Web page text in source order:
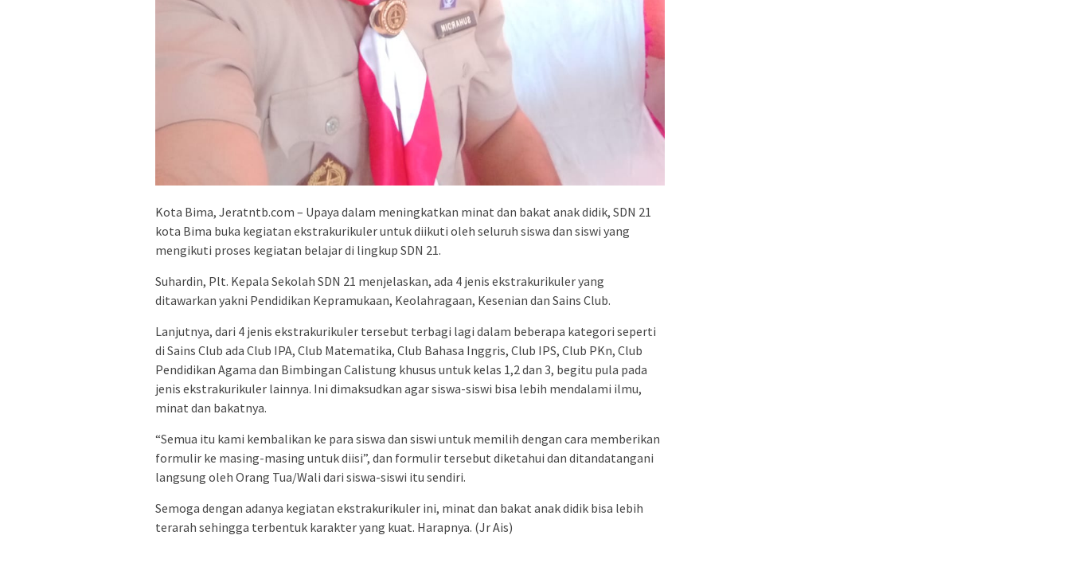
Kota Bima, Jeratntb.com – Upaya dalam meningkatkan minat dan bakat anak didik, SDN 21
kota Bima buka kegiatan ekstrakurikuler untuk diikuti oleh seluruh siswa dan siswi yang
mengikuti proses kegiatan belajar di lingkup SDN 21.
Suhardin, Plt. Kepala Sekolah SDN 21 menjelaskan, ada 4 jenis ekstrakurikuler yang
ditawarkan yakni Pendidikan Kepramukaan, Keolahragaan, Kesenian dan Sains Club.
Lanjutnya, dari 4 jenis ekstrakurikuler tersebut terbagi lagi dalam beberapa kategori seperti
di Sains Club ada Club IPA, Club Matematika, Club Bahasa Inggris, Club IPS, Club PKn, Club
Pendidikan Agama dan Bimbingan Calistung khusus untuk kelas 1,2 dan 3, begitu pula pada
jenis ekstrakurikuler lainnya. Ini dimaksudkan agar siswa-siswi bisa lebih mendalami ilmu,
minat dan bakatnya.
“Semua itu kami kembalikan ke para siswa dan siswi untuk memilih dengan cara memberikan
formulir ke masing-masing untuk diisi”, dan formulir tersebut diketahui dan ditandatangani
langsung oleh Orang Tua/Wali dari siswa-siswi itu sendiri.
Semoga dengan adanya kegiatan ekstrakurikuler ini, minat dan bakat anak didik bisa lebih
terarah sehingga terbentuk karakter yang kuat. Harapnya. (Jr Ais)